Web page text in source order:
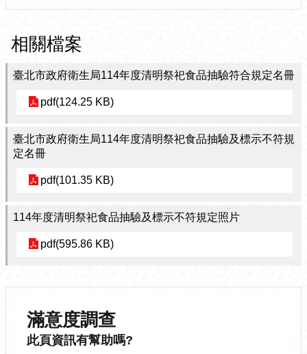
相關檔案
臺北市政府衛生局114年度清明祭祀食品抽驗符合規定名冊
pdf(124.25 KB)
臺北市政府衛生局114年度清明祭祀食品抽驗及標示不符規
定名冊
pdf(101.35 KB)
114年度清明祭祀食品抽驗及標示不符規定照片
pdf(595.86 KB)
滿意度調查
此頁資訊有幫助嗎?